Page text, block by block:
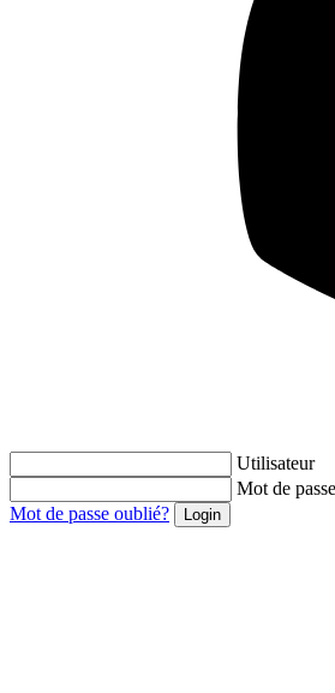
Utilisateur
Mot de passe
Mot de passe oublié?